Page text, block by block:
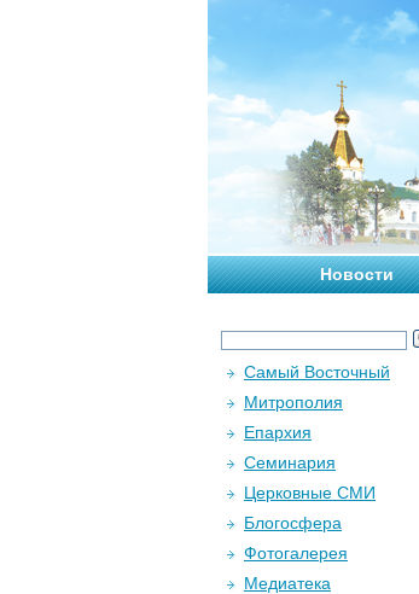
Новости
Самый Восточный
Митрополия
Епархия
Семинария
Церковные СМИ
Блогосфера
Фотогалерея
Медиатека